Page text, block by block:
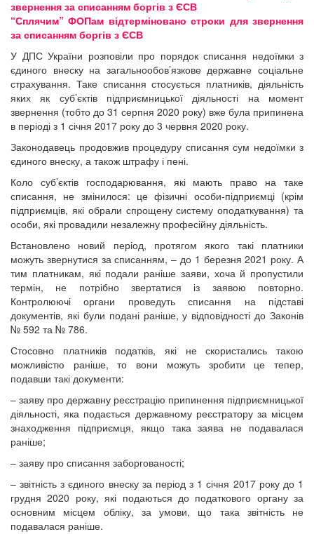
“Сплячим” ФОПам відтерміновано строки для звернення
за списанням боргів з ЄСВ
У ДПС України розповіли про порядок списання недоїмки з
єдиного внеску на загальнообов’язкове державне соціальне
страхування. Таке списання стосується платників, діяльність
яких як суб’єктів підприємницької діяльності на момент
звернення (тобто до 31 серпня 2020 року) вже була припинена
в періоді з 1 січня 2017 року до 3 червня 2020 року.
Законодавець продовжив процедуру списання сум недоїмки з
єдиного внеску, а також штрафу і пені.
Коло суб’єктів господарювання, які мають право на таке
списання, не змінилося: це фізичні особи-підприємці (крім
підприємців, які обрали спрощену систему оподаткування) та
особи, які провадили незалежну професійну діяльність.
Встановлено новий період, протягом якого такі платники
можуть звернутися за списанням, – до 1 березня 2021 року. А
тим платникам, які подали раніше заяви, хоча й пропустили
термін, не потрібно звертатися із заявою повторно.
Контролюючі органи проведуть списання на підставі
документів, які були подані раніше, у відповідності до Законів
№ 592 та № 786.
Стосовно платників податків, які не скористались такою
можливістю раніше, то вони можуть зробити це тепер,
подавши такі документи:
– заяву про державну реєстрацію припинення підприємницької
діяльності, яка подається державному реєстратору за місцем
знаходження підприємця, якщо така заява не подавалася
раніше;
– заяву про списання заборгованості;
– звітність з єдиного внеску за період з 1 січня 2017 року до 1
грудня 2020 року, які подаються до податкового органу за
основним місцем обліку, за умови, що така звітність не
подавалася раніше.